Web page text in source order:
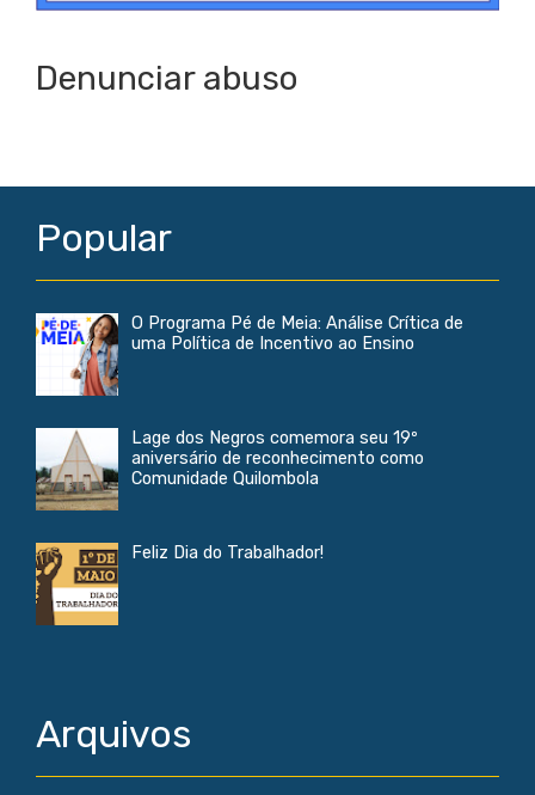
Denunciar abuso
Popular
O Programa Pé de Meia: Análise Crítica de
uma Política de Incentivo ao Ensino
Lage dos Negros comemora seu 19º
aniversário de reconhecimento como
Comunidade Quilombola
Feliz Dia do Trabalhador!
Arquivos